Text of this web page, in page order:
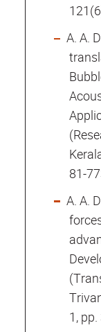
A. A.
81-
A. A.
1, pp.